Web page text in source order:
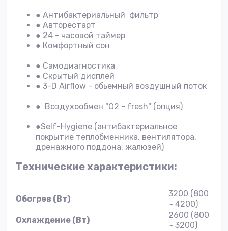
● Антибактериальный фильтр
● Авторестарт
● 24 - часовой таймер
● Комфортный сон
● Самодиагностика
● Скрытый дисплей
● 3-D Airflow - обьемный воздушный поток
● Воздухообмен "О2 - fresh" (опция)
●Self-Hygiene (антибактериальное
покрытие теплобменника, вентилятора,
дренажного поддона, жалюзей)
Технические характеристики:
Обогрев (Вт)
3200 (800
~ 4200)
Охлаждение (Вт)
2600 (800
~ 3200)